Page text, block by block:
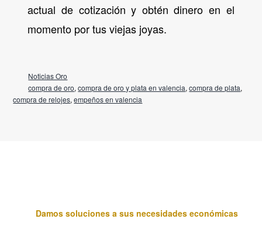
actual de cotización y obtén dinero en el
momento por tus viejas joyas.
Noticias Oro
compra de oro,compra de oro y plata en valencia,compra de plata,
compra de relojes,empeños en valencia
Damos soluciones a sus necesidades económicas